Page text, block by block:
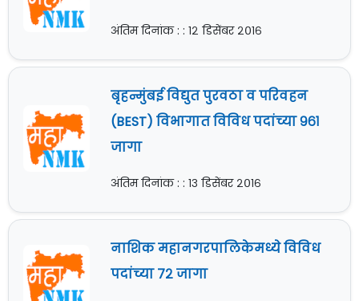
अंतिम दिनांक : : १२ डिसेंबर २०१६
बृहन्मुंबई विद्युत पुरवठा व परिवहन
(BEST) विभागात विविध पदांच्या ९६१
जागा
अंतिम दिनांक : : १३ डिसेंबर २०१६
नाशिक महानगरपालिकेमध्ये विविध
पदांच्या ७२ जागा